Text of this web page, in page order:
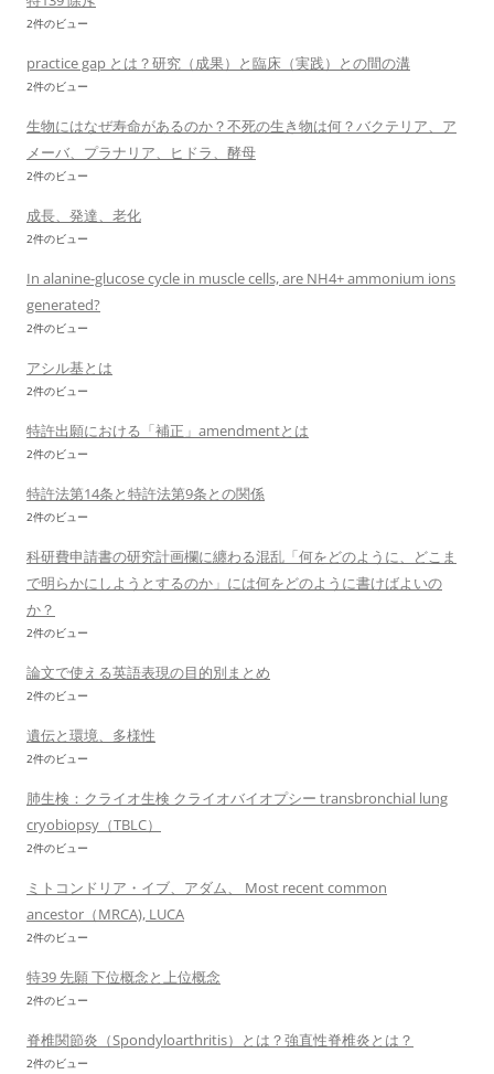
2件のビュー
practice gap とは？研究（成果）と臨床（実践）との間の溝
2件のビュー
生物にはなぜ寿命があるのか？不死の生き物は何？バクテリア、ア
メーバ、プラナリア、ヒドラ、酵母
2件のビュー
成長、発達、老化
2件のビュー
In alanine-glucose cycle in muscle cells, are NH4+ ammonium ions
generated?
2件のビュー
アシル基とは
2件のビュー
特許出願における「補正」amendmentとは
2件のビュー
特許法第14条と特許法第9条との関係
2件のビュー
科研費申請書の研究計画欄に纏わる混乱「何をどのように、どこま
で明らかにしようとするのか」には何をどのように書けばよいの
か？
2件のビュー
論文で使える英語表現の目的別まとめ
2件のビュー
遺伝と環境、多様性
2件のビュー
肺生検：クライオ生検 クライオバイオプシー transbronchial lung
cryobiopsy（TBLC）
2件のビュー
ミトコンドリア・イブ、アダム、 Most recent common
ancestor（MRCA), LUCA
2件のビュー
特39 先願 下位概念と上位概念
2件のビュー
脊椎関節炎（Spondyloarthritis）とは？強直性脊椎炎とは？
2件のビュー